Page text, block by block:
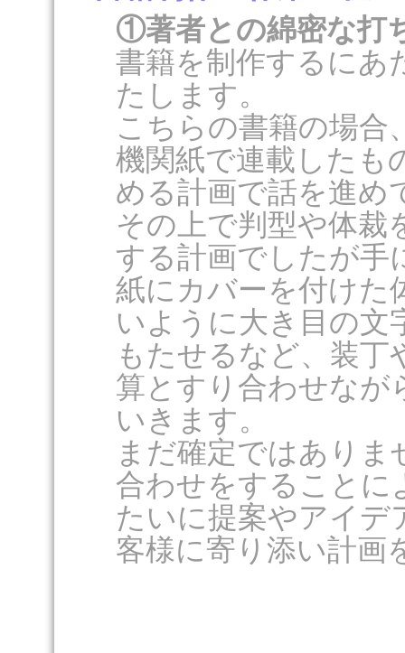
①著者との綿密な打
書籍を制作するにあ
たします。
こちらの書籍の場合
機関紙で連載したも
める計画で話を進め
その上で判型や体裁
する計画でしたが手
紙にカバーを付けた
いように大き目の文
もたせるなど、装丁
算とすり合わせなが
いきます。
まだ確定ではあり
合わせをすることに
たいに提案やアイデ
客様に寄り添い計画